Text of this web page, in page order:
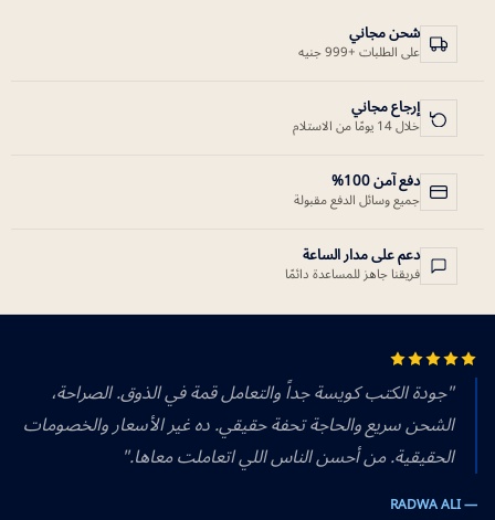
شحن مجاني
على الطلبات +999 جنيه
إرجاع مجاني
خلال 14 يومًا من الاستلام
دفع آمن 100%
جميع وسائل الدفع مقبولة
دعم على مدار الساعة
فريقنا جاهز للمساعدة دائمًا
"جودة الكتب كويسة جداً والتعامل قمة في الذوق. الصراحة،
الشحن سريع والحاجة تحفة حقيقي. ده غير الأسعار والخصومات
الحقيقية. من أحسن الناس اللي اتعاملت معاها."
— RADWA ALI